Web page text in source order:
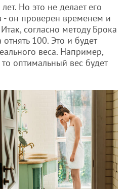
Но это не делает его
- он проверен временем и
согласно методу Брока
100. Это и будет
веса. Например,
оптимальный вес будет